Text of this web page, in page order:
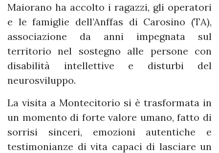
Maiorano ha accolto i ragazzi, gli operatori
e le famiglie dell’Anffas di Carosino (TA),
associazione da anni impegnata sul
territorio nel sostegno alle persone con
disabilità intellettive e disturbi del
neurosviluppo.
La visita a Montecitorio si è trasformata in
un momento di forte valore umano, fatto di
sorrisi sinceri, emozioni autentiche e
testimonianze di vita capaci di lasciare un